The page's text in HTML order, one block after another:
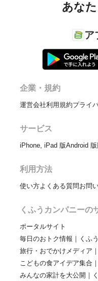
あなた
ア
企業・規約
運営会社利用規約プライ
サービス
iPhone, iPad 版Android 版
利用方法
使い方よくある質問お問
くふうカンパニーの
ポータルサイト
毎日のおトク情報｜くふ
旅行・おでかけメディア
こどもの食アイデア集合
みんなの家計を大公開｜